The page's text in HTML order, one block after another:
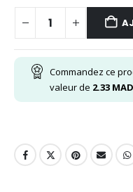
Commandez ce
valeur de 2.33 MAD